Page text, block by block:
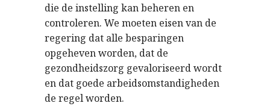
die de instelling kan beheren en
controleren. We moeten eisen van de
regering dat alle besparingen
opgeheven worden, dat de
gezondheidszorg gevaloriseerd wordt
en dat goede arbeidsomstandigheden
de regel worden.